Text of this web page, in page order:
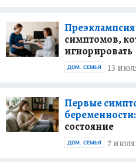
симптомов,
игнорировать
13
ДОМ. СЕМЬЯ
Первые
беременности:
состояние
7 июля
ДОМ. СЕМЬЯ